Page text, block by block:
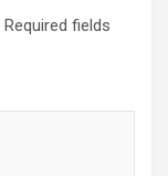
Required fields